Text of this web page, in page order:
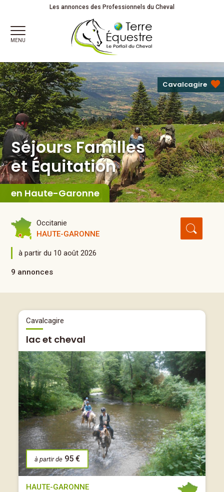
Séjours Familles et ÉquitationPartagez votre passion !
Les annonces des Professionnels du Cheval
MENU
Séjours Familles
et Équitation
en Haute-Garonne
Cavalcagire
Occitanie
HAUTE-GARONNE
à partir du 10 août 2026
9 annonces
Cavalcagire
lac et cheval
à partir de 95 €
HAUTE-GARONNE